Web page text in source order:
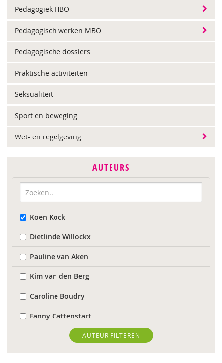
Pedagogiek HBO
Pedagogisch werken MBO
Pedagogische dossiers
Praktische activiteiten
Seksualiteit
Sport en beweging
Wet- en regelgeving
AUTEURS
Koen Kock
Dietlinde Willockx
Pauline van Aken
Kim van den Berg
Caroline Boudry
Fanny Cattenstart
Diederik De Clercq
Wilmie Colbers
AUTEUR FILTEREN